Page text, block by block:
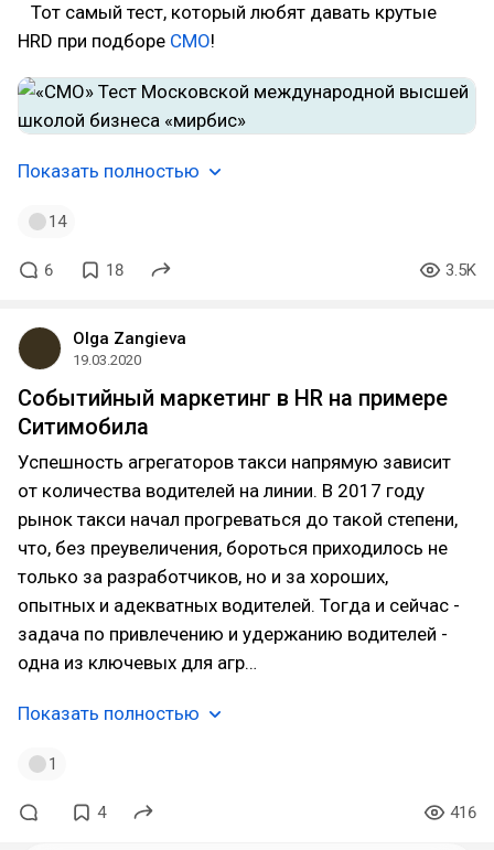
⠀Тот самый тест, который любят давать крутые
HRD при подборе CMO!
Показать полностью
14
6 18 3.5K
Olga Zangieva
19.03.2020
Событийный маркетинг в HR на примере
Ситимобила
Успешность агрегаторов такси напрямую зависит
от количества водителей на линии. В 2017 году
рынок такси начал прогреваться до такой степени,
что, без преувеличения, бороться приходилось не
только за разработчиков, но и за хороших,
опытных и адекватных водителей. Тогда и сейчас -
задача по привлечению и удержанию водителей -
одна из ключевых для агр…
Показать полностью
1
4 416